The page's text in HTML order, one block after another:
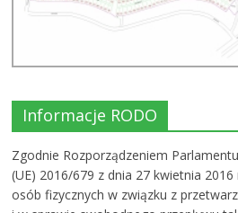
Informacje RODO
Zgodnie Rozporządzeniem
(UE) 2016/679 z dnia 27 kwietnia
osób fizycznych w związku z